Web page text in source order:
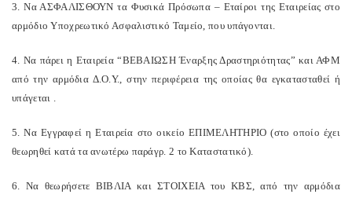
3. Να ΑΣΦΑΛΙΣΘΟΥΝ τα Φυσικά Πρόσωπα – Εταίροι της Εταιρείας στο
αρμόδιο Υποχρεωτικό Ασφαλιστικό Ταμείο, που υπάγονται.
4. Να πάρει η Εταιρεία “ΒΕΒΑΙΩΣΗ Έναρξης Δραστηριότητας” και ΑΦΜ
από την αρμόδια Δ.Ο.Υ., στην περιφέρεια της οποίας θα εγκατασταθεί ή
υπάγεται .
5. Να Εγγραφεί η Εταιρεία στο οικείο ΕΠΙΜΕΛΗΤΗΡΙΟ (στο οποίο έχει
θεωρηθεί κατά τα ανωτέρω παράγρ. 2 το Καταστατικό).
6. Να θεωρήσετε ΒΙΒΛΙΑ και ΣΤΟΙΧΕΙΑ του ΚΒΣ, από την αρμόδια